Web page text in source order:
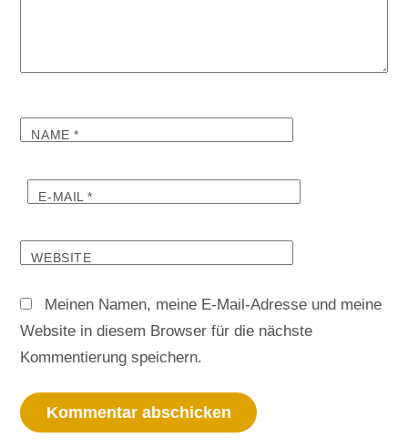
NAME*
E-MAIL*
WEBSITE
Meinen Namen, meine E-Mail-Adresse und meine
Website in diesem Browser für die nächste
Kommentierung speichern.